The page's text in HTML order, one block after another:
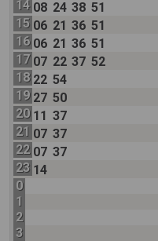
14 08 24 38 51
15 06 21 36 51
16 06 21 36 51
17 07 22 37 52
18 22 54
19 27 50
20 11 37
21 07 37
22 07 37
23 14
0
1
2
3